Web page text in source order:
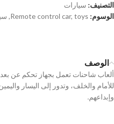
التصنيف: سيارات
الوسوم:
Remote control car, toys
,
الوصف
ألعاب شاحنات تعمل بجهاز تحكم عن
للأمام والخلف، وتدور إلى اليسار
وإبداعهم.